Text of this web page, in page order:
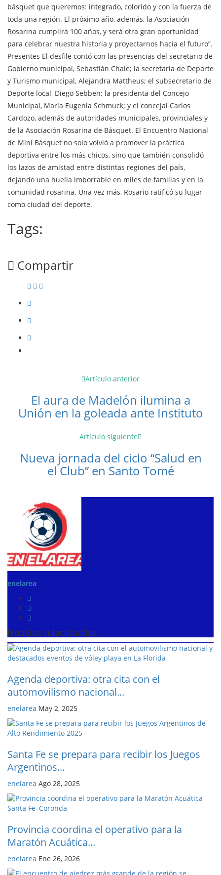
básquet que queremos: integrado, colorido y con la fuerza de
toda una región. El próximo año, además, la Asociación
Rosarina cumplirá 100 años, y será otra gran oportunidad
para celebrar nuestra historia y proyectarnos hacia el futuro”.
Presentes El desfile contó con las presencias del secretario de
Gobierno municipal, Sebastián Chale; la secretaria de Deporte
y Turismo municipal, Alejandra Mattheus; el subsecretario de
Deporte local, Diego Sebben; la presidenta del Concejo
Municipal, María Eugenia Schmuck; y el concejal Carlos
Cardozo, además de autoridades municipales, provinciales y
de la Asociación Rosarina de Básquet. El Encuentro Nacional
de Mini Básquet no solo volvió a promover la práctica
deportiva entre los más chicos, sino que también consolidó
los lazos de amistad entre distintas regiones del país,
dejando una huella imborrable en miles de familias y en la
comunidad rosarina. Una vez más, Rosario ratificó su lugar
como ciudad del deporte.
Tags:
Compartir
Artículo anterior
El aura de Madelón ilumina a
Unión en la goleada ante Instituto
Artículo siguiente
Nueva jornada del ciclo “Salud en
el Club” en Santo Tomé
enelarea
Noticias relacionadas
Agenda deportiva: otra cita con el
automovilismo nacional...
enelarea May 2, 2025
Santa Fe se prepara para recibir los Juegos
Argentinos...
enelarea Ago 28, 2025
Provincia coordina el operativo para la
Maratón Acuática...
enelarea Ene 26, 2026